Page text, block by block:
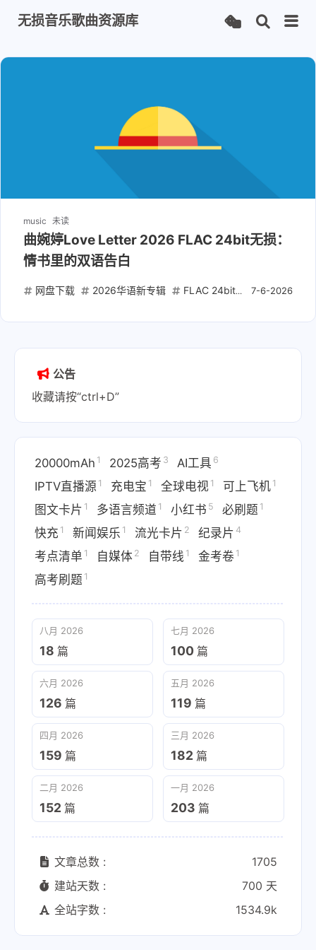
无损音乐歌曲资源库
music 未读
曲婉婷Love Letter 2026 FLAC 24bit无损：
情书里的双语告白
7-6-2026
网盘下载 2026华语新专辑 FLAC 24bit无损 曲婉婷
公告
收藏请按“ctrl+D”
20000mAh 1 2025高考 3 AI工具 6
IPTV直播源 1 充电宝 1 全球电视 1 可上飞机 1
图文卡片 1 多语言频道 1 小红书 5 必刷题 1
快充 1 新闻娱乐 1 流光卡片 2 纪录片 4
考点清单 1 自媒体 2 自带线 1 金考卷 1
高考刷题 1
八月 2026
18 篇
七月 2026
100 篇
六月 2026
126 篇
五月 2026
119 篇
四月 2026
159 篇
三月 2026
182 篇
二月 2026
152 篇
一月 2026
203 篇
文章总数 :
1705
建站天数 :
700 天
全站字数 :
1534.9k